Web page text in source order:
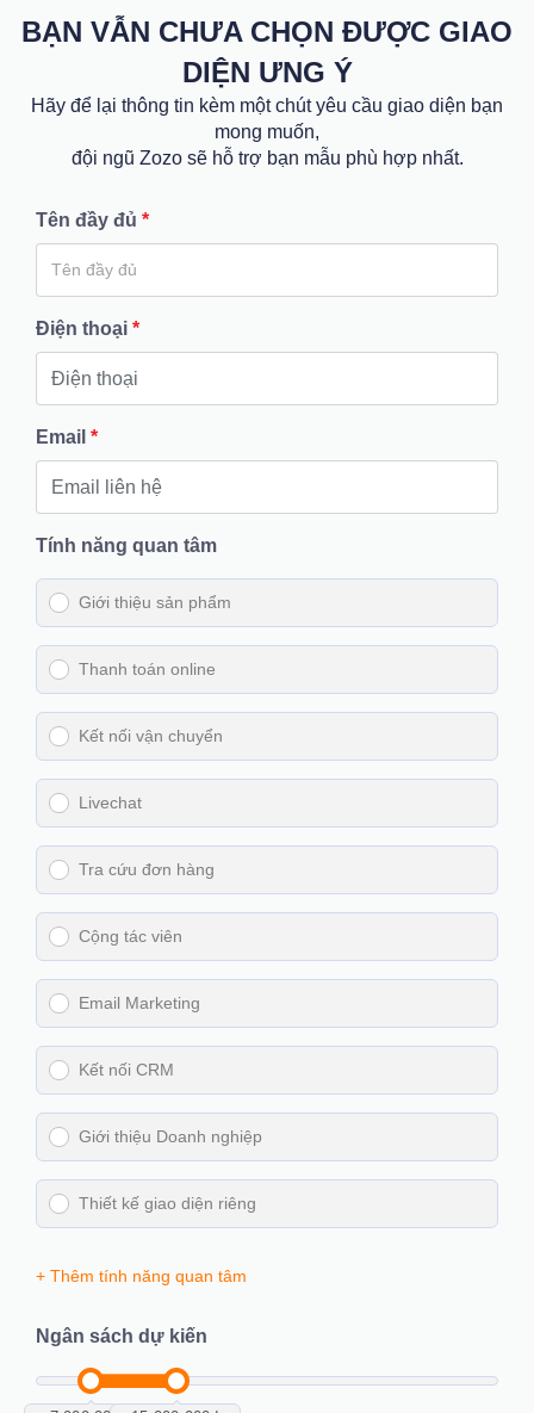
BẠN VẪN CHƯA CHỌN ĐƯỢC GIAO
DIỆN ƯNG Ý
Hãy để lại thông tin kèm một chút yêu cầu giao diện bạn
mong muốn,
đội ngũ Zozo sẽ hỗ trợ bạn mẫu phù hợp nhất.
Tên đầy đủ *
Điện thoại *
Email *
Tính năng quan tâm
Giới thiệu sản phẩm
Thanh toán online
Kết nối vận chuyển
Livechat
Tra cứu đơn hàng
Cộng tác viên
Email Marketing
Kết nối CRM
Giới thiệu Doanh nghiệp
Thiết kế giao diện riêng
+ Thêm tính năng quan tâm
Ngân sách dự kiến